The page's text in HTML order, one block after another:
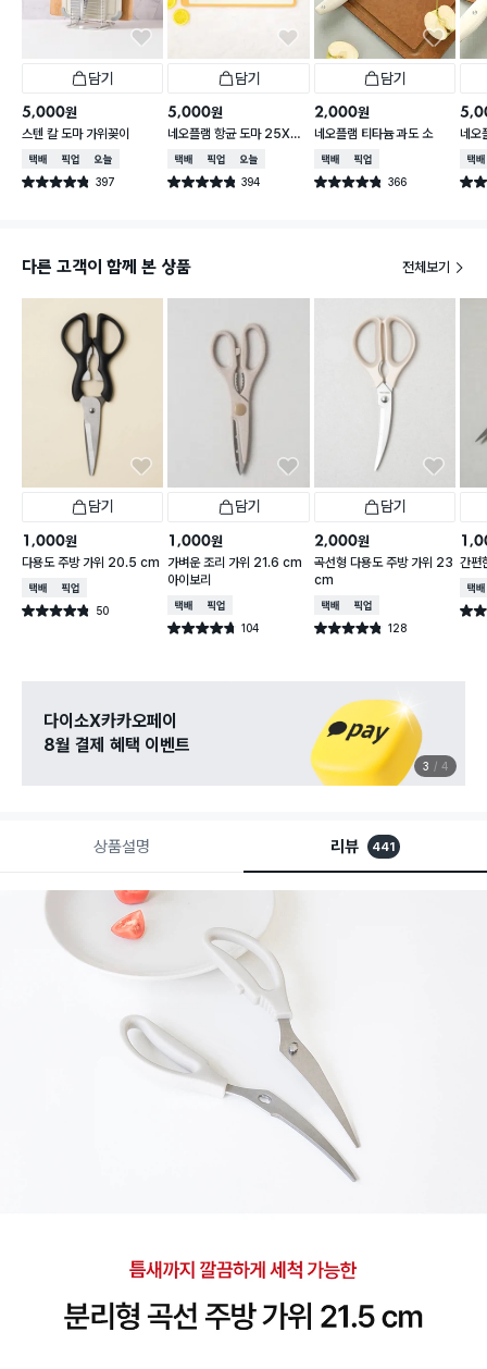
담기
5,000원
스텐 칼 도마 가위꽂이
택배배송매장픽업오늘배송
별점 4.8점 397
건 작성
담기
5,000원
네오플램 항균 도마 25X3
6cm
택배배송매장픽업오늘배송
별점 4.8점 394
건 작성
담기
2,000원
네오플램 티타늄 과도 소
택배배송매장픽업
별점 4.8점 366
건 작성
네오
형
택배
별점
다른 고객이 함께 본 상품 전체보기
담기
1,000원
다용도 주방 가위 20.5 cm
택배배송매장픽업
별점 4.8점 50
건 작성
담기
1,000원
가벼운 조리 가위 21.6 cm
아이보리
택배배송매장픽업
별점 4.7점 104
건 작성
담기
2,000원
곡선형 다용도 주방 가위 23
cm
택배배송매장픽업
별점 4.8점 128
건 작성
간편
택배
별점
다이소X카카오페이
8월 결제 혜택 이벤트
3 4
상품설명 리뷰 441